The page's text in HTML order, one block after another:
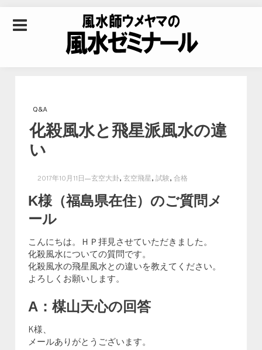
水ゼミナール｜風水
学・四柱推命学・易
学を合わせた立命講
座
Q&A
化殺風水と飛星派風水の違
い
2017年10月11日 玄空大卦,玄空飛星,試験,合格
K様（福島県在住）のご質問メ
ール
こんにちは。ＨＰ拝見させていただきました。
化殺風水についての質問です。
化殺風水の飛星風水との違いを教えてください。
よろしくお願いします。
A：楳山天心の回答
K様、
メールありがとうございます。